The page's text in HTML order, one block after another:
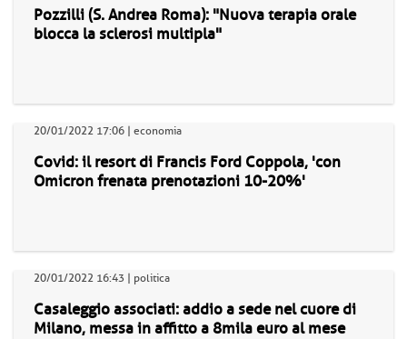
Pozzilli (S. Andrea Roma): "Nuova terapia orale
blocca la sclerosi multipla"
20/01/2022 17:06 | economia
Covid: il resort di Francis Ford Coppola, 'con
Omicron frenata prenotazioni 10-20%'
20/01/2022 16:43 | politica
Casaleggio associati: addio a sede nel cuore di
Milano, messa in affitto a 8mila euro al mese